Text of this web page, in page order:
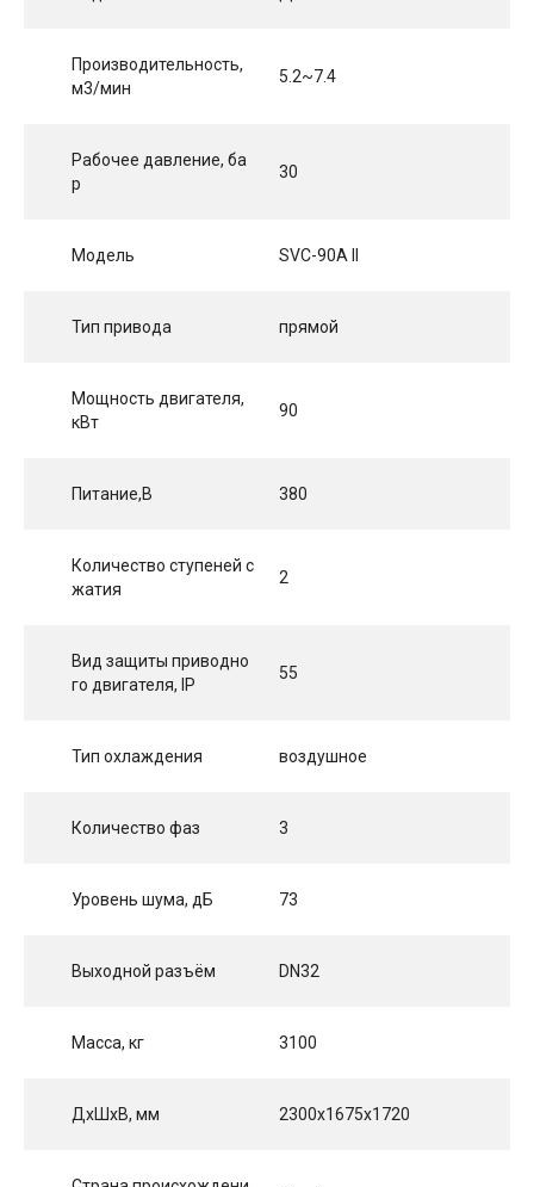
Производительность,
м3/мин
5.2~7.4
Рабочее давление, ба
р
30
Модель SVC-90A II
Тип привода прямой
Мощность двигателя,
кВт
90
Питание,В 380
Количество ступеней с
жатия
2
Вид защиты приводно
го двигателя, IP
55
Тип охлаждения воздушное
Количество фаз 3
Уровень шума, дБ 73
Выходной разъём DN32
Масса, кг 3100
ДхШхВ, мм 2300x1675x1720